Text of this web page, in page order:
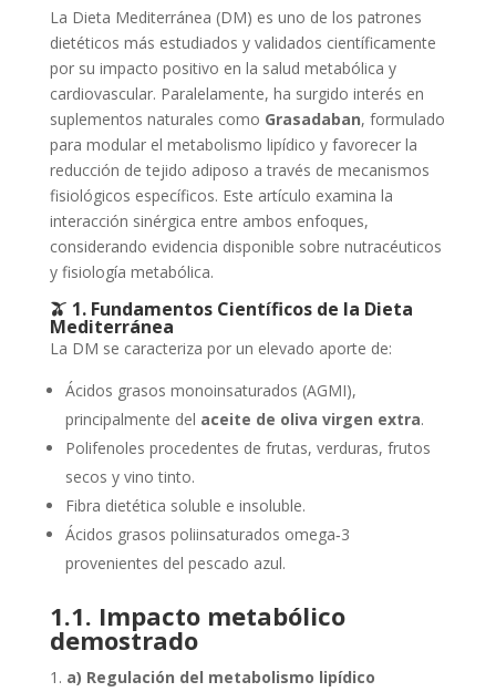
La Dieta Mediterránea (DM) es uno de los patrones
dietéticos más estudiados y validados científicamente
por su impacto positivo en la salud metabólica y
cardiovascular. Paralelamente, ha surgido interés en
suplementos naturales como Grasadaban, formulado
para modular el metabolismo lipídico y favorecer la
reducción de tejido adiposo a través de mecanismos
fisiológicos específicos. Este artículo examina la
interacción sinérgica entre ambos enfoques,
considerando evidencia disponible sobre nutracéuticos
y fisiología metabólica.
🫒 1. Fundamentos Científicos de la Dieta
Mediterránea
La DM se caracteriza por un elevado aporte de:
Ácidos grasos monoinsaturados (AGMI),
principalmente del aceite de oliva virgen extra.
Polifenoles procedentes de frutas, verduras, frutos
secos y vino tinto.
Fibra dietética soluble e insoluble.
Ácidos grasos poliinsaturados omega‑3
provenientes del pescado azul.
1.1. Impacto metabólico
demostrado
a) Regulación del metabolismo lipídico